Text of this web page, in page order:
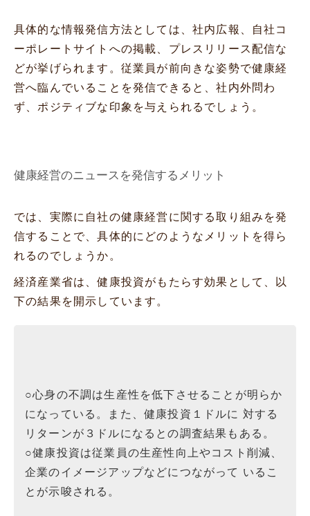
具体的な情報発信方法としては、社内広報、自社コ
ーポレートサイトへの掲載、プレスリリース配信な
どが挙げられます。従業員が前向きな姿勢で健康経
営へ臨んでいることを発信できると、社内外問わ
ず、ポジティブな印象を与えられるでしょう。
健康経営のニュースを発信するメリット
では、実際に自社の健康経営に関する取り組みを発
信することで、具体的にどのようなメリットを得ら
れるのでしょうか。
経済産業省は、健康投資がもたらす効果として、以
下の結果を開示しています。
○心身の不調は生産性を低下させることが明らか
になっている。また、健康投資１ドルに 対する
リターンが３ドルになるとの調査結果もある。
○健康投資は従業員の生産性向上やコスト削減、
企業のイメージアップなどにつながって いるこ
とが示唆される。